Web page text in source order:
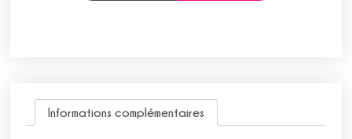
Informations complémentaires